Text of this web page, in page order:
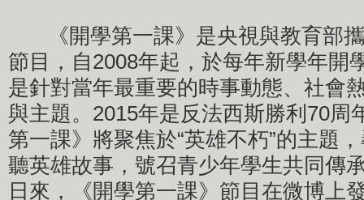
《開學第一課》是央視與教育部攜
節目，自2008年起，於每年新學年開
是針對當年最重要的時事動態、社會
與主題。2015年是反法西斯勝利70周
第一課》將聚焦於“英雄不朽”的主題
聽英雄故事，號召青少年學生共同傳
日來，《開學第一課》節目在微博上